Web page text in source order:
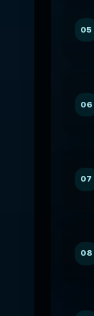
05
06
07
08